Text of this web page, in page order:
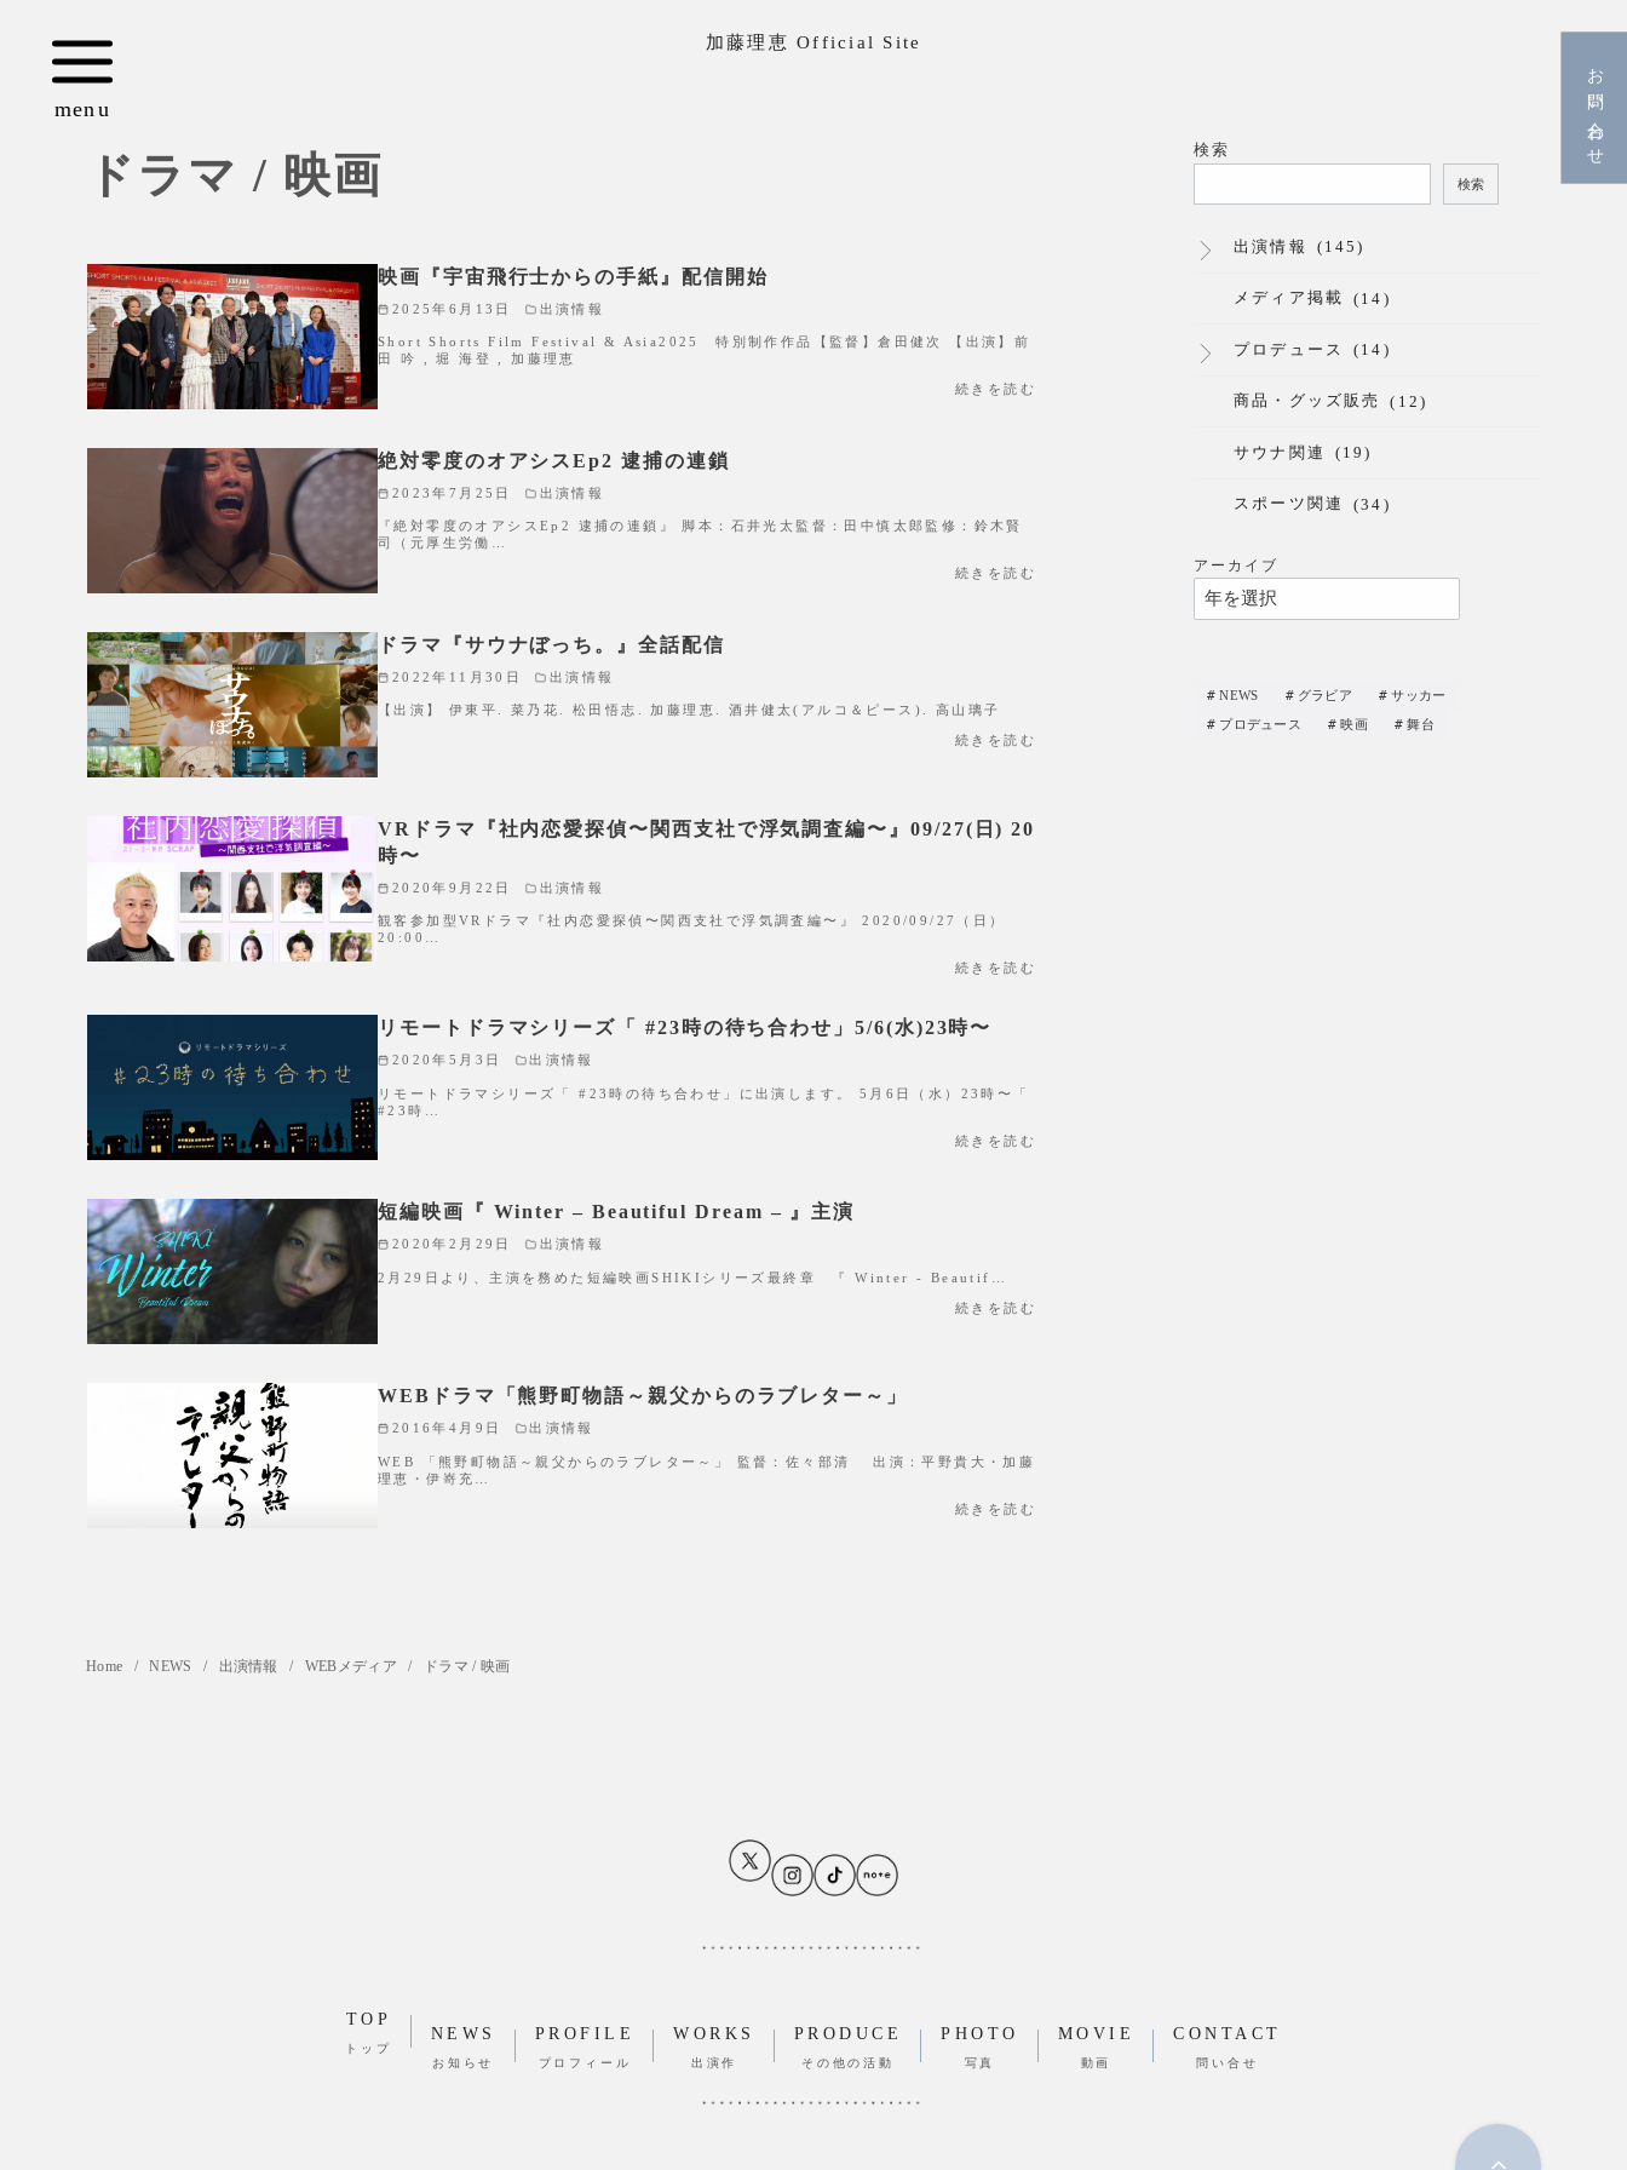
加藤理恵 Official Site
ドラマ / 映画
映画『宇宙飛行士からの手紙』配信開始
2025年6月13日 出演情報
Short Shorts Film Festival & Asia2025 特別制作作品【監督】倉田健次 【出演】前
田 吟 , 堀 海登 , 加藤理恵
続きを読む
絶対零度のオアシスEp2 逮捕の連鎖
2023年7月25日 出演情報
『絶対零度のオアシスEp2 逮捕の連鎖』 脚本：石井光太監督：田中慎太郎監修：鈴木賢
司（元厚生労働…
続きを読む
ドラマ『サウナぼっち。』全話配信
2022年11月30日 出演情報
【出演】 伊東平. 菜乃花. 松田悟志. 加藤理恵. 酒井健太(アルコ＆ピース). 高山璃子
続きを読む
VRドラマ『社内恋愛探偵〜関西支社で浮気調査編〜』09/27(日) 20
時〜
2020年9月22日 出演情報
観客参加型VRドラマ『社内恋愛探偵〜関西支社で浮気調査編〜』 2020/09/27（日）
20:00…
続きを読む
リモートドラマシリーズ「 #23時の待ち合わせ」5/6(水)23時〜
2020年5月3日 出演情報
リモートドラマシリーズ「 #23時の待ち合わせ」に出演します。 5月6日（水）23時〜「
#23時…
続きを読む
短編映画『 Winter – Beautiful Dream – 』主演
2020年2月29日 出演情報
2月29日より、主演を務めた短編映画SHIKIシリーズ最終章 『 Winter - Beautif…
続きを読む
WEBドラマ「熊野町物語～親父からのラブレター～」
2016年4月9日 出演情報
WEB 「熊野町物語～親父からのラブレター～」 監督：佐々部清 出演：平野貴大・加藤
理恵・伊嵜充…
続きを読む
検索
検索
出演情報 (145)
メディア掲載 (14)
プロデュース (14)
商品・グッズ販売 (12)
サウナ関連 (19)
スポーツ関連 (34)
アーカイブ
NEWS グラビア サッカー
プロデュース 映画 舞台
Home NEWS 出演情報 WEBメディア ドラマ / 映画
TOP
トップ
NEWS
お知らせ
PROFILE
プロフィール
WORKS
出演作
PRODUCE
その他の活動
PHOTO
写真
MOVIE
動画
CONTACT
問い合せ
お問い合わせ